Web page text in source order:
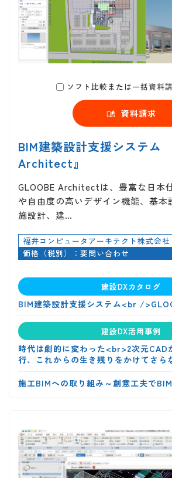
ソフト比較または一括資料
資料請求
BIM建築設計支援システム
Architect』
GLOOBE Architectは、豊富な日本
や自由度の高いデザイン機能、基本
施設計、建…
福井コンピュータアーキテクト株式会社
価格（税別）：要問い合わせ
建設DXカタログ
BIM建築設計支援システム<br /
建設DX活用事例
時代は劇的に変わった<br>2次元CAD
行、これからの生き残りをかけてさら
施工BIMへの取り組み～創意工夫で